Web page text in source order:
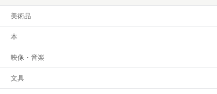
美術品
本
映像・音楽
文具